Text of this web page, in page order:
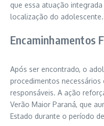
que essa atuação
localização do adolescente.
Encaminhamentos
Após ser encontrado, o
procedimentos
responsáveis. A ação
Verão Maior Paraná, que
Estado durante o período